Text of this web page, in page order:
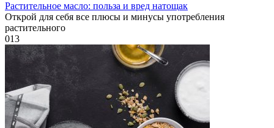
Растительное масло: польза и вред натощак
Открой для себя все плюсы и минусы употребления
растительного
013